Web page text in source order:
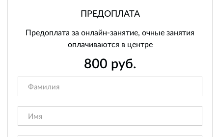
ПРЕДОПЛАТА
Предоплата за онлайн-занятие, очные занятия
оплачиваются в центре
800 руб.